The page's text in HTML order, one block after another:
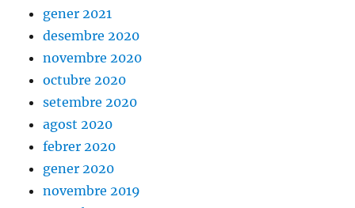
gener 2021
desembre 2020
novembre 2020
octubre 2020
setembre 2020
agost 2020
febrer 2020
gener 2020
novembre 2019